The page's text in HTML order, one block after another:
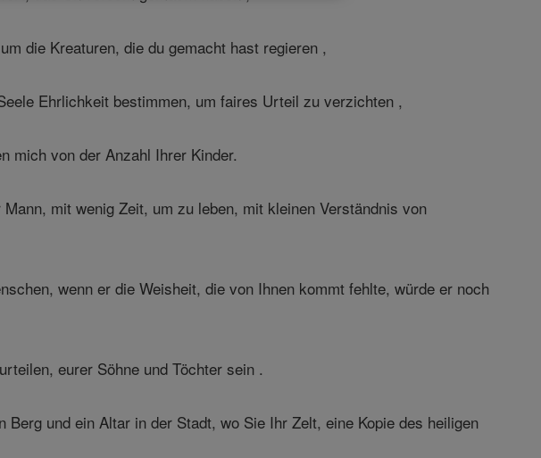
die Kreaturen, die du gemacht hast regieren ,
Ehrlichkeit bestimmen, um faires Urteil zu verzichten ,
mich von der Anzahl Ihrer Kinder.
mit wenig Zeit, um zu leben, mit kleinen Verständnis von
wenn er die Weisheit, die von Ihnen kommt fehlte, würde er noch
eurer Söhne und Töchter sein .
Berg und ein Altar in der Stadt, wo Sie Ihr Zelt, eine Kopie des heiligen